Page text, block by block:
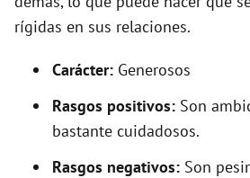
rígidas en sus relaciones.
Carácter: Generosos
Rasgos positivos: Son
bastante cuidadosos.
Rasgos negativos: Son